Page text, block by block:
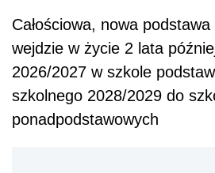
Całościowa, nowa
wejdzie w życie 2 lata
2026/2027 w szkole
szkolnego 2028/2029 do
ponadpodstawowych